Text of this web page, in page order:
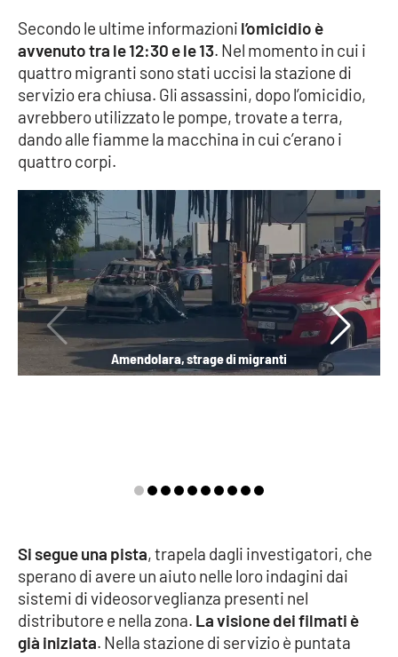
Venti di comunicazione
STREAMING
LaC TV
LaC Network
LaC OnAir
EDIZIONI
LOCALI
Catanzaro
Cosenza
Lamezia Terme
Secondo le ultime informazioni l’omicidio è
avvenuto tra le 12:30 e le 13. Nel momento in cui i
quattro migranti sono stati uccisi la stazione di
servizio era chiusa. Gli assassini, dopo l’omicidio,
avrebbero utilizzato le pompe, trovate a terra,
dando alle fiamme la macchina in cui c’erano i
quattro corpi.
Amendolara, strage di migranti
Si segue una pista, trapela dagli investigatori, che
sperano di avere un aiuto nelle loro indagini dai
sistemi di videosorveglianza presenti nel
distributore e nella zona. La visione dei filmati è
già iniziata. Nella stazione di servizio è puntata